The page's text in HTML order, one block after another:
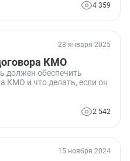
4 359
28 января 2025
КМО
должен обеспечить
КМО и что делать, если он
2 542
15 ноября 2024